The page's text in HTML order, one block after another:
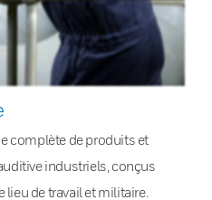
complète de produits et
industriels, conçus
lieu de travail et militaire.